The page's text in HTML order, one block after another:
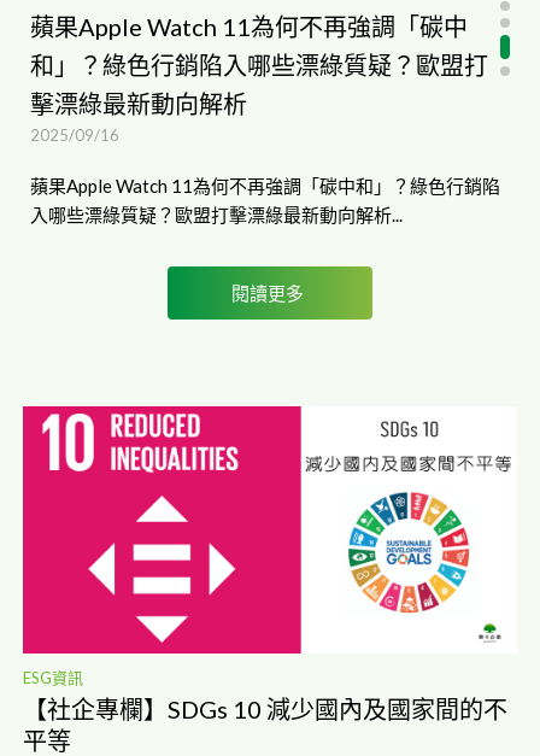
蘋果Apple Watch 11為何不再強調「碳中
和」？綠色行銷陷入哪些漂綠質疑？歐盟打
擊漂綠最新動向解析
2025/09/16
蘋果Apple Watch 11為何不再強調「碳中和」？綠色行銷陷
入哪些漂綠質疑？歐盟打擊漂綠最新動向解析...
閱讀更多
綠領「薪」貴年薪超過220萬！半導體大廠最
愛這類專長
ESG資訊
【社企專欄】SDGs 10 減少國內及國家間的不
平等